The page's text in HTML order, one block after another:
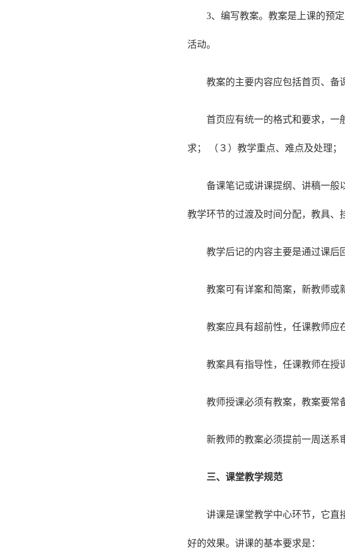
3、编写教案。教案是上课的预
活动。
教案的主要内容应包括首页、备
首页应有统一的格式和要求，一
求； （３）教学重点、难点及处理
备课笔记或讲课提纲、讲稿一般
教学环节的过渡及时间分配，教具、
教学后记的内容主要是通过课后
教案可有详案和简案，新教师或
教案应具有超前性，任课教师应
教案具有指导性，任课教师在授
教师授课必须有教案，教案要常
新教师的教案必须提前一周送系
三、课堂教学规范
讲课是课堂教学中心环节，它直
好的效果。讲课的基本要求是：